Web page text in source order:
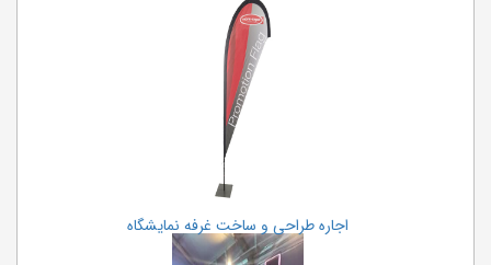
اجاره طراحی و ساخت غرفه نمایشگاه